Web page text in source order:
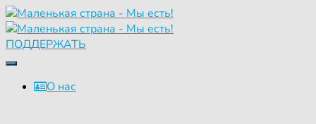
ПОДДЕРЖАТЬ
Переключить
навигациюО нас